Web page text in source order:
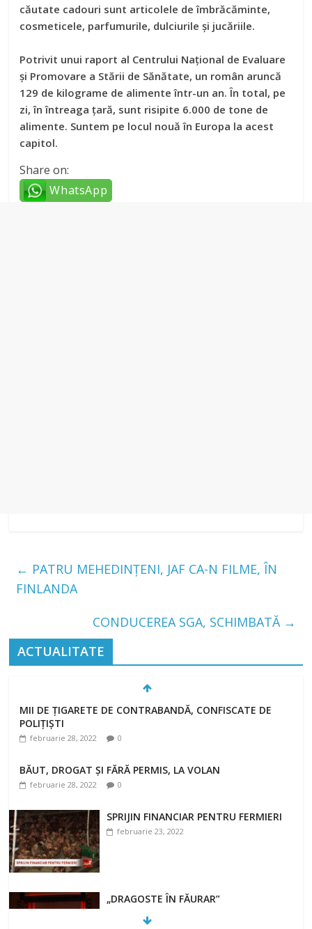
căutate cadouri sunt articolele de îmbrăcăminte,
cosmeticele, parfumurile, dulciurile și jucăriile.
Potrivit unui raport al Centrului Național de Evaluare
și Promovare a Stării de Sănătate, un român aruncă
129 de kilograme de alimente într-un an. În total, pe
zi, în întreaga țară, sunt risipite 6.000 de tone de
alimente. Suntem pe locul nouă în Europa la acest
capitol.
Share on:
WhatsApp
← PATRU MEHEDINȚENI, JAF CA-N FILME, ÎN
FINLANDA
CONDUCEREA SGA, SCHIMBATĂ →
ACTUALITATE
MII DE ȚIGARETE DE CONTRABANDĂ, CONFISCATE DE
POLIȚIȘTI
februarie 28, 2022 0
BĂUT, DROGAT ȘI FĂRĂ PERMIS, LA VOLAN
februarie 28, 2022 0
SPRIJIN FINANCIAR PENTRU FERMIERI
februarie 23, 2022
„DRAGOSTE ÎN FĂURAR”